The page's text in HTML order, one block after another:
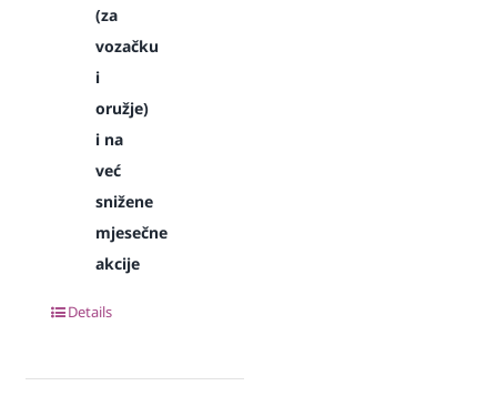
(za
vozačku
i
oružje)
i na
već
snižene
mjesečne
akcije
Details